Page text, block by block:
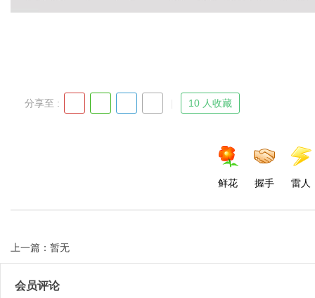
分享至 : 10 人收藏
鲜花 握手 雷人
上一篇：暂无
会员评论